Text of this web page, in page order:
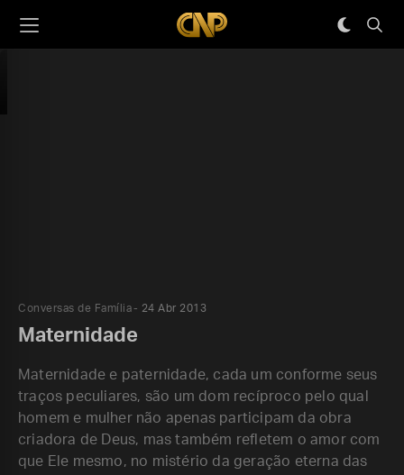
Conversas de Família 24 Abr 2013
Maternidade
Maternidade e paternidade, cada um conforme seus
traços peculiares, são um dom recíproco pelo qual
homem e mulher não apenas participam da obra
criadora de Deus, mas também refletem o amor com
que Ele mesmo, no mistério da geração eterna das